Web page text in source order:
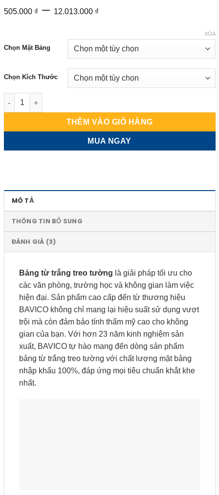
505.000 ₫ – 12.013.000 ₫Khoảng
từ
505.000 ₫
đến
12.013.000 ₫
Chọn Mặt Bảng
Chọn Kích Thước
XÓA
Bảng Từ Trắng Treo Tường số lượng
THÊM VÀO GIỎ HÀNG
MUA NGAY
MÔ TẢ
THÔNG TIN BỔ SUNG
ĐÁNH GIÁ (3)
Bảng từ trắng treo tường là giải pháp tối ưu cho
các văn phòng, trường học và không gian làm việc
hiện đại. Sản phẩm cao cấp đến từ thương hiệu
BAVICO không chỉ mang lại hiệu suất sử dụng vượt
trội mà còn đảm bảo tính thẩm mỹ cao cho không
gian của bạn. Với hơn 23 năm kinh nghiệm sản
xuất, BAVICO tự hào mang đến dòng sản phẩm
bảng từ trắng treo tường với chất lượng mặt bảng
nhập khẩu 100%, đáp ứng mọi tiêu chuẩn khắt khe
nhất.